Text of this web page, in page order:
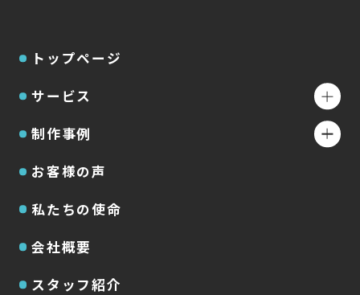
トップページ
サービス
制作事例
お客様の声
私たちの使命
会社概要
スタッフ紹介